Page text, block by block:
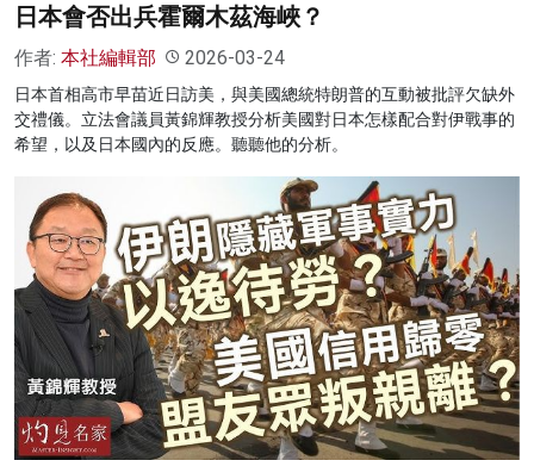
日本會否出兵霍爾木茲海峽？
作者: 本社編輯部 2026-03-24
日本首相高市早苗近日訪美，與美國總統特朗普的互動被批評欠缺外
交禮儀。立法會議員黃錦輝教授分析美國對日本怎樣配合對伊戰事的
希望，以及日本國內的反應。聽聽他的分析。